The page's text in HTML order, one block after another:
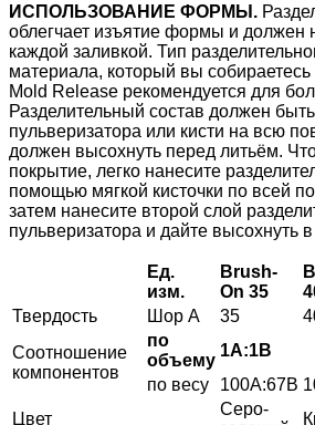
ИСПОЛЬЗОВАНИЕ ФОРМЫ.
облегчает изъятие формы и должен
каждой заливкой. Тип
материала, который вы собираетесь
Mold Release рекомендуется для
Разделительный состав должен
пульверизатора или кисти на всю
должен высохнуть перед литьём.
покрытие, легко нанесите
помощью мягкой кисточки по всей
затем нанесите второй слой
пульверизатора и дайте высохнуть
Ед.
изм.
Brush-
On 35
Твердость
Шор А 35
Соотношение
компонентов
по
объему
1А:1В
по весу
100А:67В
Цвет
Серо-